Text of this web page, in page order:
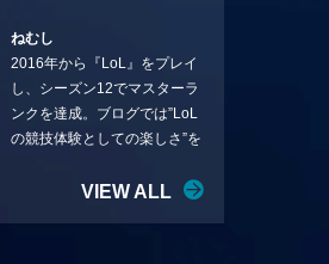
続ける。現在の推しチームは
「CREST GAMING」。X：
@mlunias（Photo by
Subaru.F.）
ねむし
2016年から『LoL』をプレイ
し、シーズン12でマスターラ
ンクを達成。ブログでは”LoL
の競技体験としての楽しさ”を
リーを愛し、元ADCメイン
VIEW ALL